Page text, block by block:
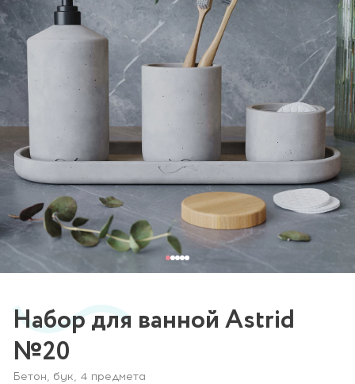
Набор для ванной Astrid
№20
Бетон, бук, 4 предмета